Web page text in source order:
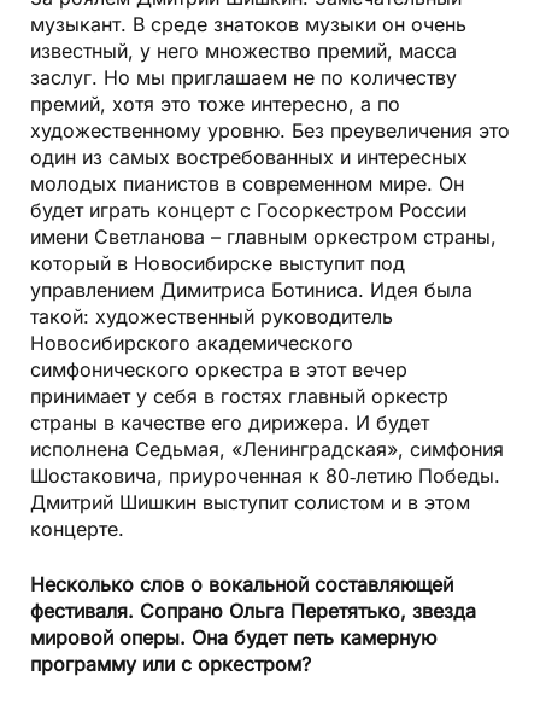
музыкант. В среде знатоков музыки он очень
известный, у него множество премий, масса
заслуг. Но мы приглашаем не по количеству
премий, хотя это тоже интересно, а по
художественному уровню. Без преувеличения это
один из самых востребованных и интересных
молодых пианистов в современном мире. Он
будет играть концерт с Госоркестром России
имени Светланова – главным оркестром страны,
который в Новосибирске выступит под
управлением Димитриса Ботиниса. Идея была
такой: художественный руководитель
Новосибирского академического
симфонического оркестра в этот вечер
принимает у себя в гостях главный оркестр
страны в качестве его дирижера. И будет
исполнена Седьмая, «Ленинградская», симфония
Шостаковича, приуроченная к 80‑летию Победы.
Дмитрий Шишкин выступит солистом и в этом
концерте.
Несколько слов о вокальной составляющей
фестиваля. Сопрано Ольга Перетятько, звезда
мировой оперы. Она будет петь камерную
программу или с оркестром?